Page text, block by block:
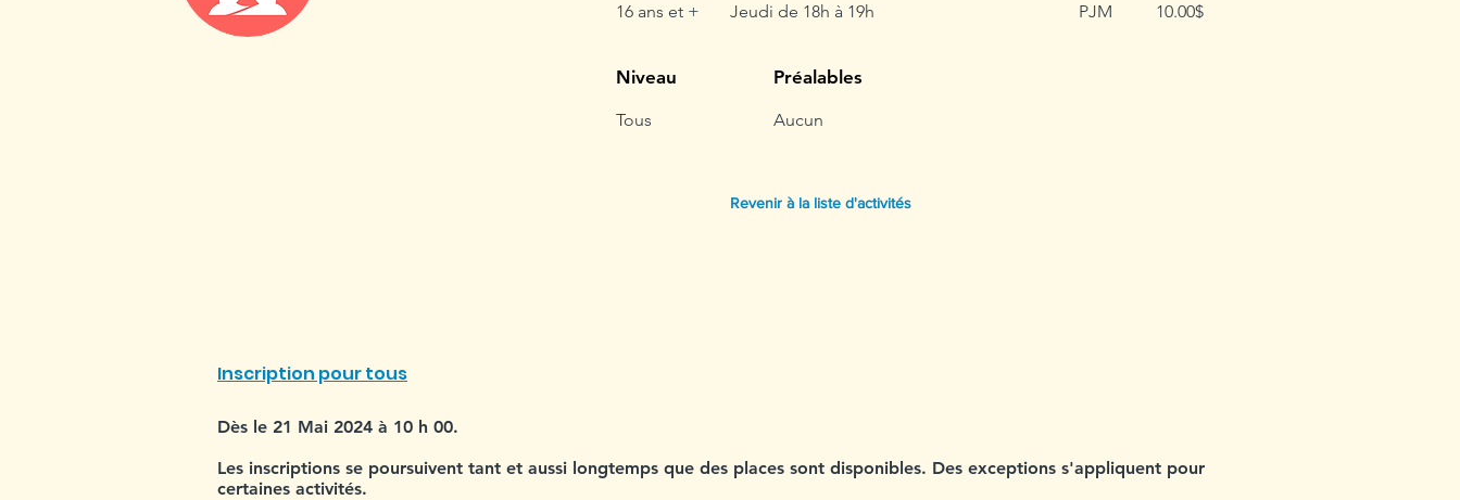
16 ans et + Jeudi de 18h à 19h PJM 10.00$
Niveau
Tous
Préalables
Aucun
Revenir à la liste d'activités
Inscription pour tous
Dès le 21 Mai 2024 à 10 h 00.
Les inscriptions se poursuivent tant et aussi longtemps que des places sont disponibles. Des exceptions s'appliquent pour
certaines activités.